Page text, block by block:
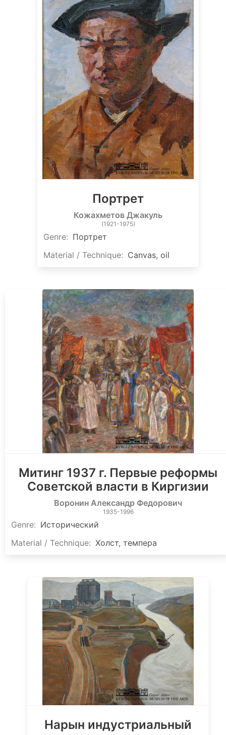
Портрет
Кожахметов Джакуль
(1921-1975)
Genre: Портрет
Material / Technique: Canvas, oil
Митинг 1937 г. Первые реформы
Советской власти в Киргизии
Воронин Александр Федорович
1935-1996
Genre: Исторический
Material / Technique: Холст, темпера
Нарын индустриальный